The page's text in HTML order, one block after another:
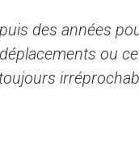
des années
ou